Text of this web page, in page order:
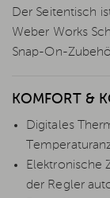
Der Seitentisch
Weber Works
Snap-On-
KOMFORT &
Digitales
Elektronische
der Regler